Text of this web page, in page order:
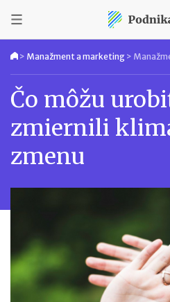
> Manažment a marketing >
Čo môžu
zmiernili
zmenu